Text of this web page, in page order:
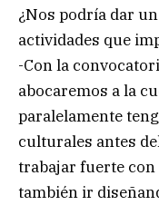
¿Nos podría dar
actividades que
-Con la
abocaremos a la
paralelamente
culturales antes
trabajar fuerte con
también ir